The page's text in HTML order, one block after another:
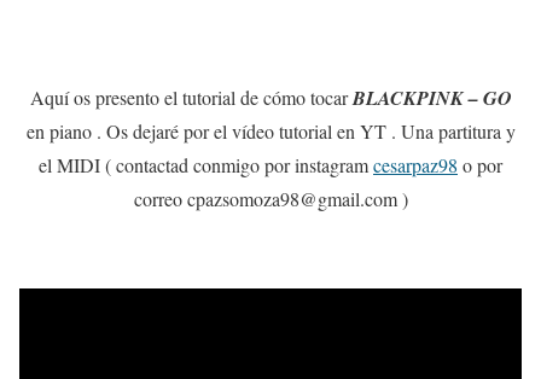
Aquí os presento el tutorial de cómo tocarBLACKPINK – GO
en piano . Os dejaré por el vídeo tutorial en YT . Una partitura y
el MIDI ( contactad conmigo por instagramcesarpaz98 o por
correo cpazsomoza98@gmail.com )